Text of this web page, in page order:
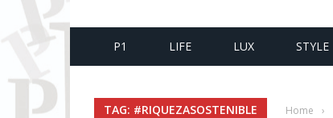
P1 LIFE LUX STYLE
TAG: #RIQUEZASOSTENIBLE Home ›